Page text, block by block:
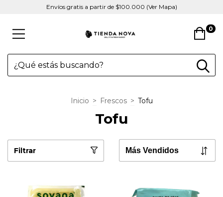
Envíos gratis a partir de $100.000 (Ver Mapa)
0
Inicio > Frescos > Tofu
Tofu
Filtrar